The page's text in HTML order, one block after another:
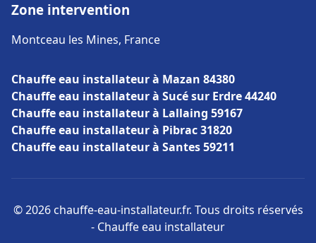
Zone intervention
Montceau les Mines, France
Chauffe eau installateur à Mazan 84380
Chauffe eau installateur à Sucé sur Erdre 44240
Chauffe eau installateur à Lallaing 59167
Chauffe eau installateur à Pibrac 31820
Chauffe eau installateur à Santes 59211
© 2026 chauffe-eau-installateur.fr. Tous droits réservés
- Chauffe eau installateur